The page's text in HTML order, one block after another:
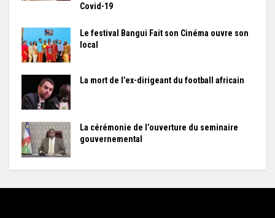
Covid-19
Le festival Bangui Fait son Cinéma ouvre son
local
La mort de l’ex-dirigeant du football africain
La cérémonie de l’ouverture du seminaire
gouvernemental